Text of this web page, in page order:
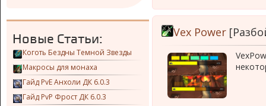
Новые Статьи:
Коготь Бездны Темной Звезды
Макросы для монаха
Гайд PvE Анхоли ДК 6.0.3
Гайд PvP Фрост ДК 6.0.3
Vex Power